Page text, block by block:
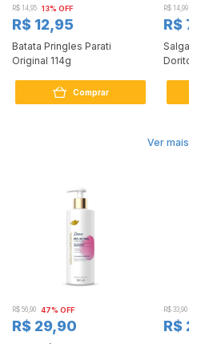
R$ 14,95 13% OFF
R$ 12,95
Batata Pringles Parati
Original 114g
Comprar
R$ 14,99
R$
Doritos
Ver mais
R$ 56,90 47% OFF
R$ 29,90
R$ 33,90
R$